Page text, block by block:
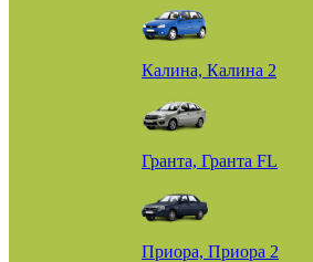
Калина, Калина 2
Гранта, Гранта FL
Приора, Приора 2